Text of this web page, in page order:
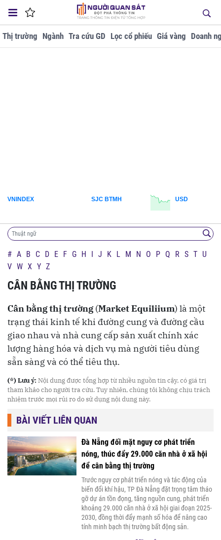
Thị trường Ngành Tra cứu GD Lọc cổ phiếu Giá vàng Doanh
VNINDEX SJC BTMH USD
# A B C D E F G H I J K L M N O P Q R S T U
V W X Y Z
CÂN BẰNG THỊ TRƯỜNG
Cân bằng thị trường(Market Equiliium) là một
trạng thái kinh tế khi đường cung và đường cầu
giao nhau và nhà cung cấp sản xuất chính xác
lượng hàng hóa và dịch vụ mà người tiêu dùng
sẵn sàng và có thể tiêu thụ.
(*) Lưu ý: Nội dung được tổng hợp từ nhiều nguồn tin cậy, có giá trị
tham khảo cho người tra cứu. Tuy nhiên, chúng tôi không chịu trách
nhiệm trước mọi rủi ro do sử dụng nội dung này.
BÀI VIẾT LIÊN QUAN
Đà Nẵng đối mặt nguy cơ phát triển
nóng, thúc đẩy 29.000 căn nhà ở xã hội
để cân bằng thị trường
Trước nguy cơ phát triển nóng và tác động của
biến đổi khí hậu, TP Đà Nẵng đặt trọng tâm tháo
gỡ dự án tồn đọng, tăng nguồn cung, phát triển
khoảng 29.000 căn nhà ở xã hội giai đoạn 2025-
2030, đồng thời đẩy mạnh số hóa để nâng cao
tính minh bạch thị trường bất động sản.